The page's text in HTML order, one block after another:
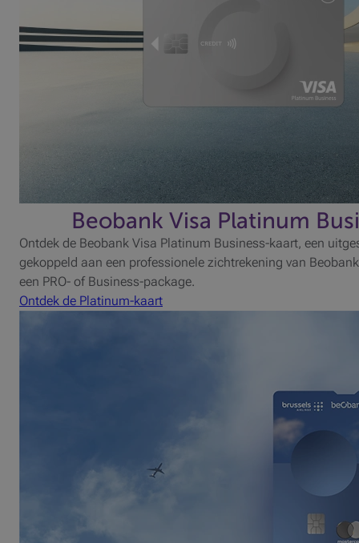
Beobank Visa Platinum
Ontdek de Beobank Visa Platinum Business-kaart, een
gekoppeld aan een professionele zichtrekening van
een PRO- of Business-package.
Ontdek de Platinum-kaart